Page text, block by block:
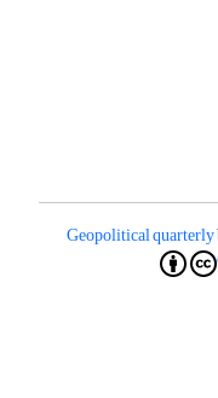
Geopolitical quarterly